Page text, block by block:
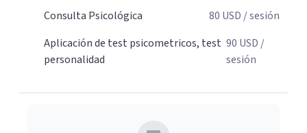
Consulta Psicológica
80 USD / sesión
Aplicación de test psicometricos, test
personalidad
90 USD /
sesión